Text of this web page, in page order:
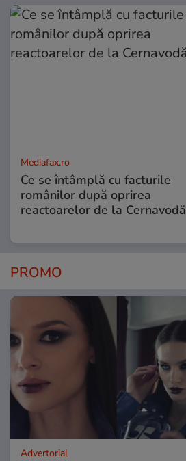
Mediafax.ro
Ce se întâmplă cu facturile
românilor după oprirea
reactoarelor de la Cernavodă
PROMO
Advertorial